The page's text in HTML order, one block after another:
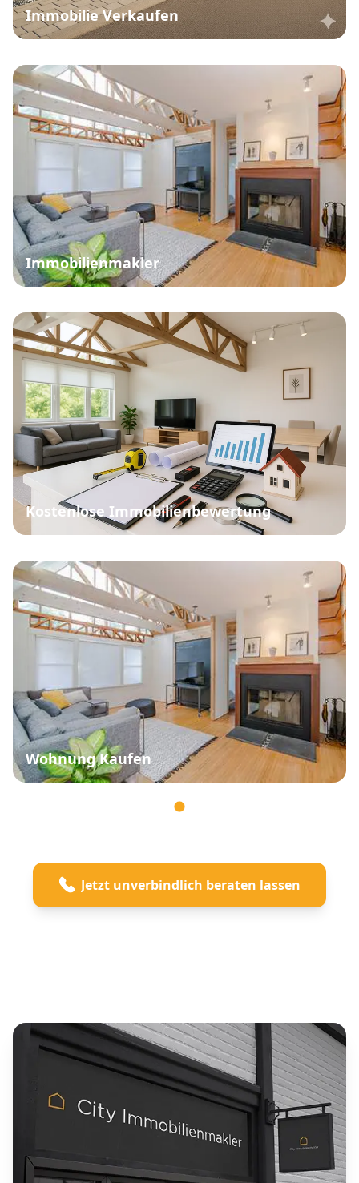
Immobilie Verkaufen
Immobilienmakler
Kostenlose Immobilienbewertung
Wohnung Kaufen
Jetzt unverbindlich beraten lassen